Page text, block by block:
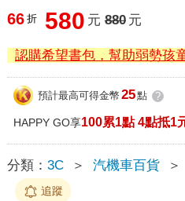
66 折 580 元 880 元
認購希望書包，幫助弱勢孩
預計最高可得金幣 25點 ?
HAPPY GO享100累1點 4點抵1
分類： 3C ＞ 汽機車百貨 ＞
追蹤